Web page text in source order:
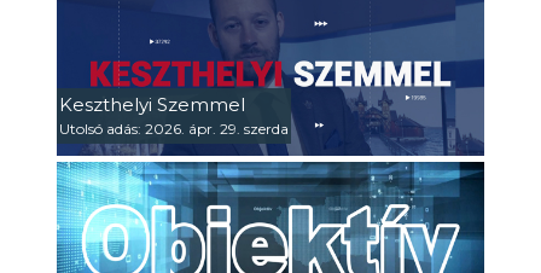
Keszthelyi Szemmel
Utolsó adás: 2026. ápr. 29. szerda